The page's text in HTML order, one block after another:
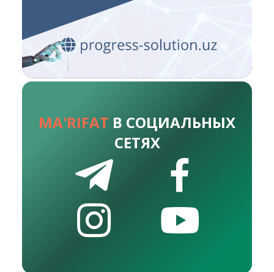
MA'RIFAT В СОЦИАЛЬНЫХ
СЕТЯХ